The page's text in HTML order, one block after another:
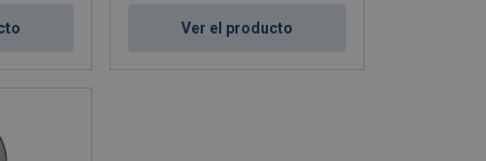
Ver el producto